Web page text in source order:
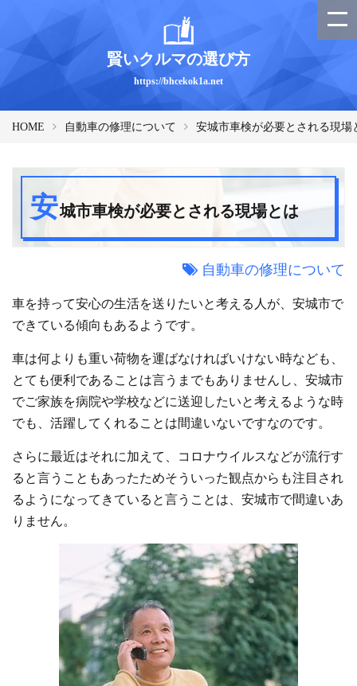
賢いクルマの選び方
https://bhcekok1a.net
HOME 自動車の修理について 安城市車検が必要とされる現場
安城市車検が必要とされる現場とは
自動車の修理について
車を持って安心の生活を送りたいと考える人が、安城市で
できている傾向もあるようです。
車は何よりも重い荷物を運ばなければいけない時なども、
とても便利であることは言うまでもありませんし、安城市
でご家族を病院や学校などに送迎したいと考えるような時
でも、活躍してくれることは間違いないですなのです。
さらに最近はそれに加えて、コロナウイルスなどが流行す
ると言うこともあったためそういった観点からも注目され
るようになってきていると言うことは、安城市で間違いあ
りません。